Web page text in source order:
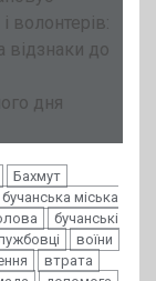
Бахмут
бучанська міська
бучанські
воїни
втрата